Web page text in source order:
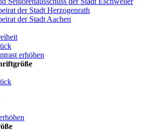
der Stadt Herzogenrath
der Stadt Aachen
erhöhen